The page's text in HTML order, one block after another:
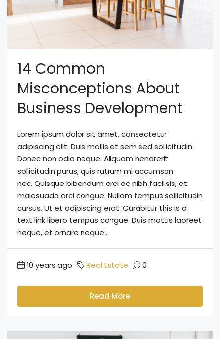
14 Common
Misconceptions About
Business Development
Lorem ipsum dolor sit amet, consectetur
adipiscing elit. Duis mollis et sem sed sollicitudin.
Donec non odio neque. Aliquam hendrerit
sollicitudin purus, quis rutrum mi accumsan
nec. Quisque bibendum orci ac nibh facilisis, at
malesuada orci congue. Nullam tempus sollicitudin
cursus. Ut et adipiscing erat. Curabitur this is a
text link libero tempus congue. Duis mattis laoreet
neque, et ornare neque...
10 years ago Real Estate 0
Read More